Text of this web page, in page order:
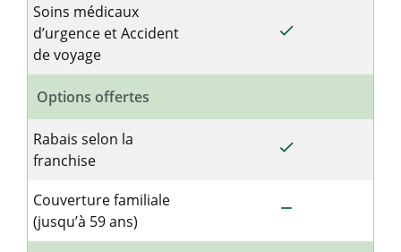
Soins médicaux
d’urgence et Accident
de voyage
Inclus pour le
done
Options offertes
Rabais selon la
franchise
Inclus pour le
done
Couverture familiale
(jusqu’à 59 ans)
Non inclus dans
remove